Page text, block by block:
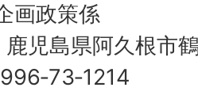
画政策係
児島県阿久根市